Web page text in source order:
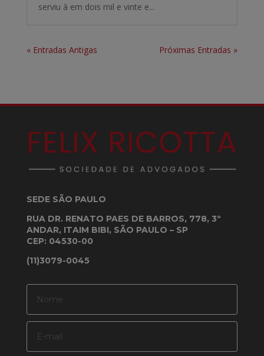
serviu à em dois mil e vinte e...
« Entradas Antigas Próximas Entradas »
SEDE SÃO PAULO
RUA DR. RENATO PAES DE BARROS, 778, 3º
ANDAR, ITAIM BIBI, SÃO PAULO – SP
CEP: 04530-00
(11)3079-0045